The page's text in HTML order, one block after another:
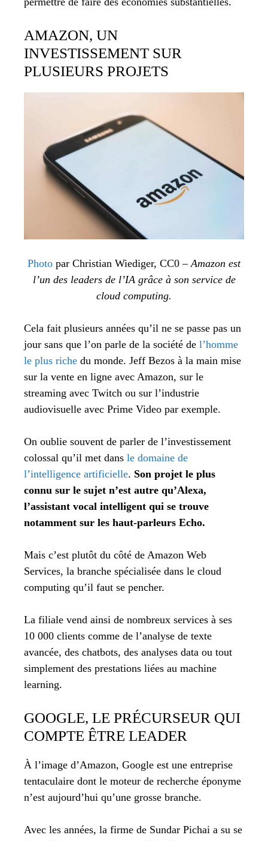
AMAZON, UN
INVESTISSEMENT SUR
PLUSIEURS PROJETS
Photo par Christian Wiediger, CC0 – Amazon est
l’un des leaders de l’IA grâce à son service de
cloud computing.
Cela fait plusieurs années qu’il ne se passe pas un
jour sans que l’on parle de la société de l’homme
le plus riche du monde. Jeff Bezos à la main mise
sur la vente en ligne avec Amazon, sur le
streaming avec Twitch ou sur l’industrie
audiovisuelle avec Prime Video par exemple.
On oublie souvent de parler de l’investissement
colossal qu’il met dans le domaine de
l’intelligence artificielle. Son projet le plus
connu sur le sujet n’est autre qu’Alexa,
l’assistant vocal intelligent qui se trouve
notamment sur les haut-parleurs Echo.
Mais c’est plutôt du côté de Amazon Web
Services, la branche spécialisée dans le cloud
computing qu’il faut se pencher.
La filiale vend ainsi de nombreux services à ses
10 000 clients comme de l’analyse de texte
avancée, des chatbots, des analyses data ou tout
simplement des prestations liées au machine
learning.
GOOGLE, LE PRÉCURSEUR QUI
COMPTE ÊTRE LEADER
À l’image d’Amazon, Google est une entreprise
tentaculaire dont le moteur de recherche éponyme
n’est aujourd’hui qu’une grosse branche.
Avec les années, la firme de Sundar Pichai a su se